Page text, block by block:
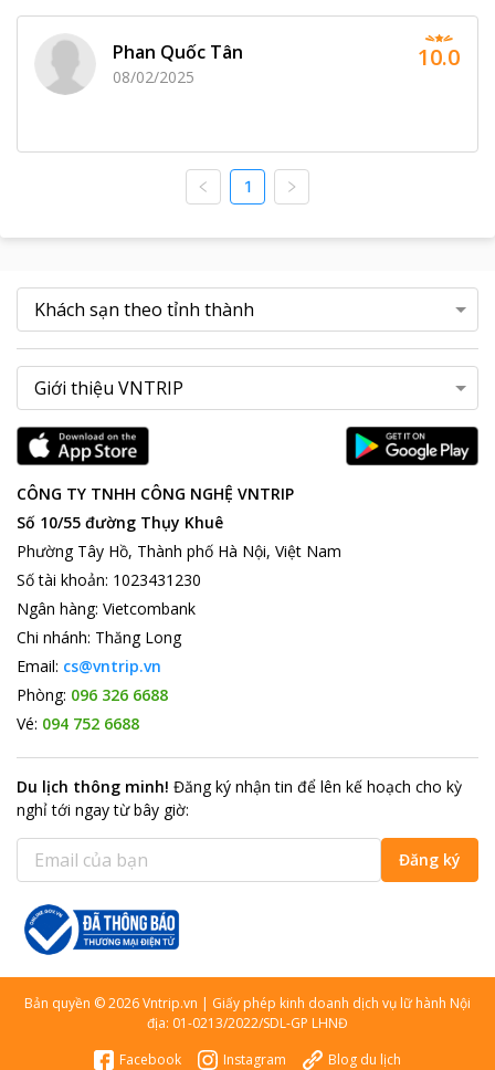
Phan Quốc Tân
08/02/2025
10.0
1
CÔNG TY TNHH CÔNG NGHỆ VNTRIP
Số 10/55 đường Thụy Khuê
Phường Tây Hồ, Thành phố Hà Nội, Việt Nam
Số tài khoản: 1023431230
Ngân hàng: Vietcombank
Chi nhánh: Thăng Long
Email: cs@vntrip.vn
Phòng: 096 326 6688
Vé: 094 752 6688
Du lịch thông minh! Đăng ký nhận tin để lên kế hoạch cho kỳ
nghỉ tới ngay từ bây giờ:
Đăng ký
Bản quyền ©2026Vntrip.vn | Giấy phép kinh doanh dịch vụ lữ hành Nội
địa: 01-0213/2022/SDL-GP LHNĐ
Facebook
Instagram Blog du lịch